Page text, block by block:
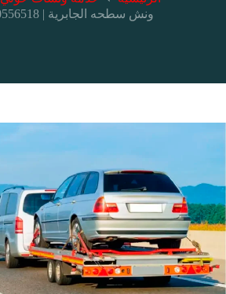
ونش سطحه الجابرية | 50556518